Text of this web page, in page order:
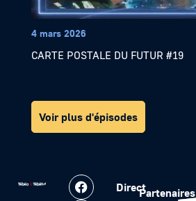
4 mars 2026
CARTE POSTALE DU FUTUR #19
Voir plus d'épisodes
DirectPartenaires